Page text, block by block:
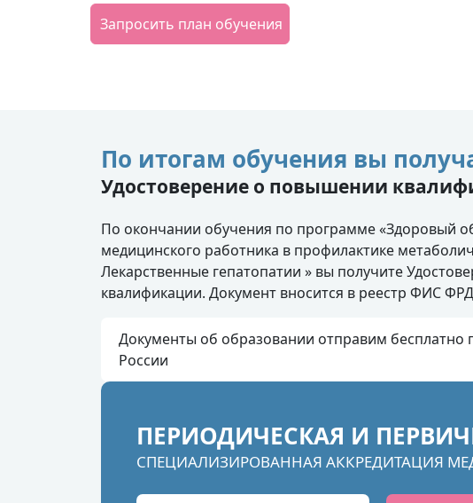
Запросить план обучения
По итогам обучения вы
Удостоверение о повышении
По окончании обучения по программе «Здоровый
медицинского работника в профилактике
Лекарственные гепатопатии » вы получите
квалификации. Документ вносится в реестр ФИС
Документы об образовании отправим бесплатно
России
ПЕРИОДИЧЕСКАЯ И
СПЕЦИАЛИЗИРОВАННАЯ АККРЕДИТАЦИЯ